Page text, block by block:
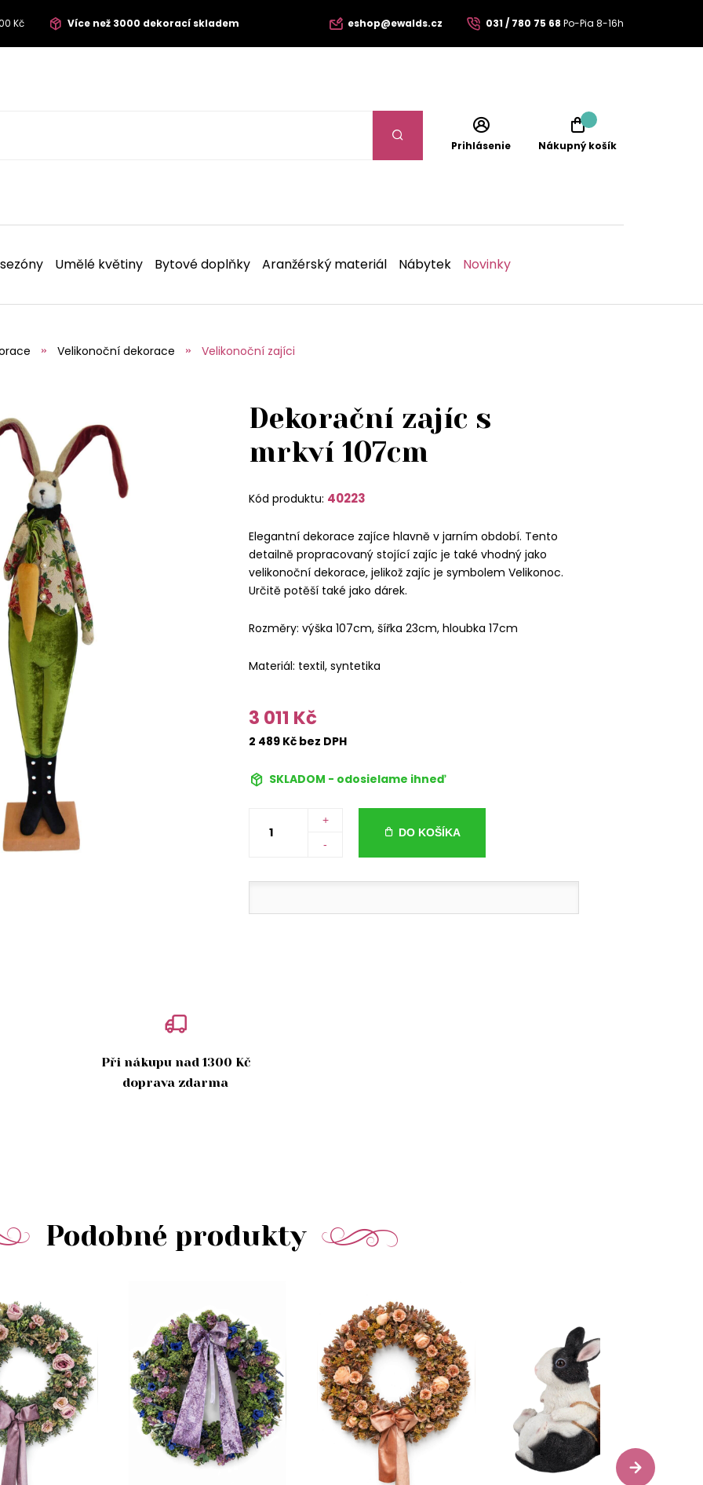
Kč Více než 3000 dekorací skladem eshop@ewalds.cz 031 / 780 75 68 Po-Pia 8-16h
Prihlásenie Nákupný košík
Umělé květiny Bytové doplňky Aranžérský materiál Nábytek Novinky
Velikonoční dekorace Velikonoční zajíci
Dekorační zajíc s
mrkví 107cm
Kód produktu: 40223
Elegantní dekorace zajíce hlavně v jarním období. Tento
detailně propracovaný stojící zajíc je také vhodný jako
velikonoční dekorace, jelikož zajíc je symbolem Velikonoc.
Určitě potěší také jako dárek.
Rozměry: výška 107cm, šířka 23cm, hloubka 17cm
Materiál: textil, syntetika
3 011 Kč
2 489 Kč bez DPH
SKLADOM - odosielame ihneď
+
-
DO KOŠÍKA
Při nákupu nad 1300 Kč
doprava zdarma
Podobné produkty